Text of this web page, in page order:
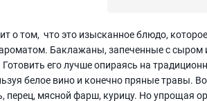
о том, что это изысканное блюдо,
Баклажаны, запеченные с
его лучше опираясь на
белое вино и конечно пряные травы.
перец, мясной фарш, курицу. Но упрощая